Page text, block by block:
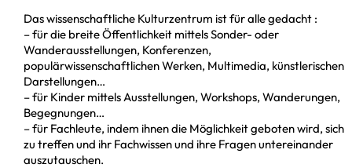
Das wissenschaftliche Kulturzentrum ist für alle gedacht :
– für die breite Öffentlichkeit mittels Sonder- oder
Wanderausstellungen, Konferenzen,
populärwissenschaftlichen Werken, Multimedia, künstlerischen
Darstellungen…
– für Kinder mittels Ausstellungen, Workshops, Wanderungen,
Begegnungen…
– für Fachleute, indem ihnen die Möglichkeit geboten wird, sich
zu treffen und ihr Fachwissen und ihre Fragen untereinander
auszutauschen.